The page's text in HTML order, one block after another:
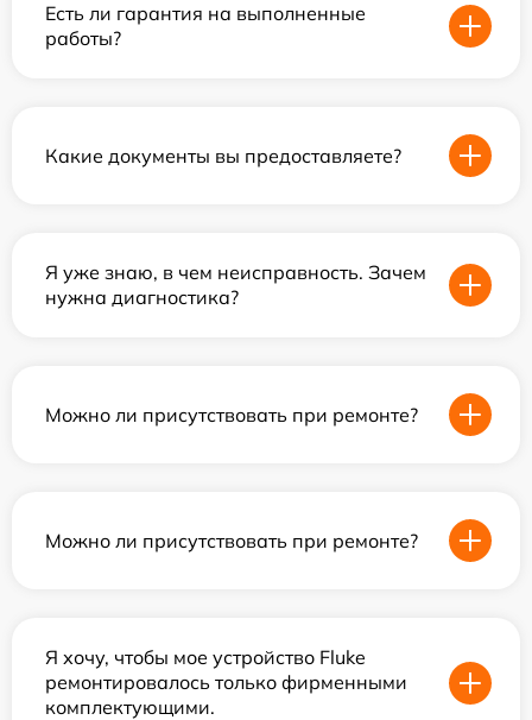
Есть ли гарантия на выполненные
работы?
Какие документы вы предоставляете?
Я уже знаю, в чем неисправность. Зачем
нужна диагностика?
Можно ли присутствовать при ремонте?
Можно ли присутствовать при ремонте?
Я хочу, чтобы мое устройство Fluke
ремонтировалось только фирменными
комплектующими.